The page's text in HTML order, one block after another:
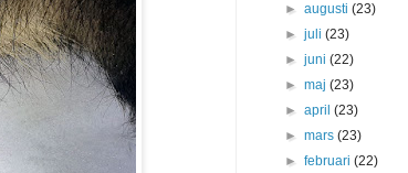
►augusti(23)
►juli(23)
►juni(22)
►maj(23)
►april(23)
►mars(23)
►februari(22)